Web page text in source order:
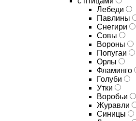
Лебеди
Павлины
Снегири
Совы
Вороны
Попугаи
Орлы
Фламинго
Голуби
Утки
Воробьи
Журавли
Синицы